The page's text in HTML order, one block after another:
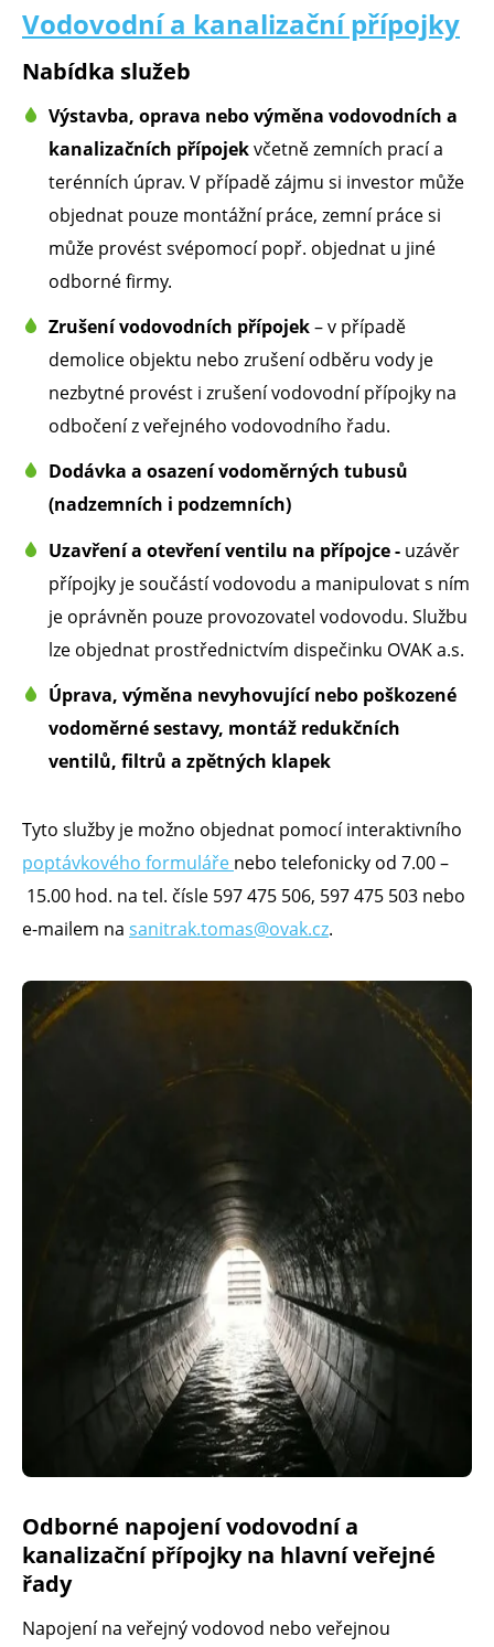
Vodovodní a kanalizační přípojky
Nabídka služeb
Výstavba, oprava nebo výměna vodovodních a
kanalizačních přípojekvčetně zemních prací a
terénních úprav. V případě zájmu si investor může
objednat pouze montážní práce, zemní práce si
může provést svépomocí popř. objednat u jiné
odborné firmy.
Zrušení vodovodních přípojek– v případě
demolice objektu nebo zrušení odběru vody je
nezbytné provést i zrušení vodovodní přípojky na
odbočení z veřejného vodovodního řadu.
Dodávka a osazení vodoměrných tubusů
(nadzemních i podzemních)
Uzavření a otevření ventilu na přípojce - uzávěr
přípojky je součástí vodovodu a manipulovat s ním
je oprávněn pouze provozovatel vodovodu. Službu
lze objednat prostřednictvím dispečinku OVAK a.s.
Úprava, výměna nevyhovující nebo poškozené
vodoměrné sestavy, montáž redukčních
ventilů, filtrů a zpětných klapek
Tyto služby je možno objednat pomocí interaktivního
poptávkového formuláře nebo telefonicky od 7.00 –
15.00 hod. na tel. čísle 597 475 506, 597 475 503 nebo
e-mailem na sanitrak.tomas@ovak.cz.
Odborné napojení vodovodní a
kanalizační přípojky na hlavní veřejné
řady
Napojení na veřejný vodovod nebo veřejnou